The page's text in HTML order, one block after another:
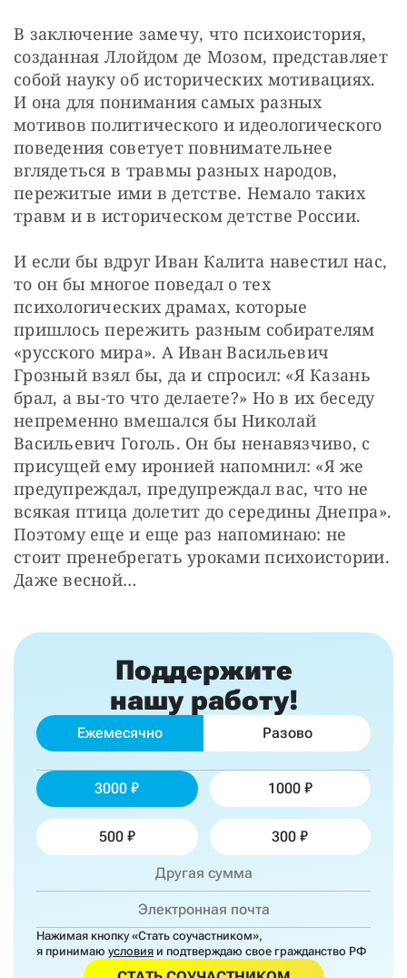
В заключение замечу, что психоистория,
созданная Ллойдом де Мозом, представляет
собой науку об исторических мотивациях.
И она для понимания самых разных
мотивов политического и идеологического
поведения советует повнимательнее
вглядеться в травмы разных народов,
пережитые ими в детстве. Немало таких
травм и в историческом детстве России.
И если бы вдруг Иван Калита навестил нас,
то он бы многое поведал о тех
психологических драмах, которые
пришлось пережить разным собирателям
«русского мира». А Иван Васильевич
Грозный взял бы, да и спросил: «Я Казань
брал, а вы-то что делаете?» Но в их беседу
непременно вмешался бы Николай
Васильевич Гоголь. Он бы ненавязчиво, с
присущей ему иронией напомнил: «Я же
предупреждал, предупреждал вас, что не
всякая птица долетит до середины Днепра».
Поэтому еще и еще раз напоминаю: не
стоит пренебрегать уроками психоистории.
Даже весной…
Поддержите
нашу работу!
Ежемесячно Разово
3000 1000
500 300
Нажимая кнопку «Стать соучастником»,
я принимаю условия и подтверждаю свое гражданство РФ